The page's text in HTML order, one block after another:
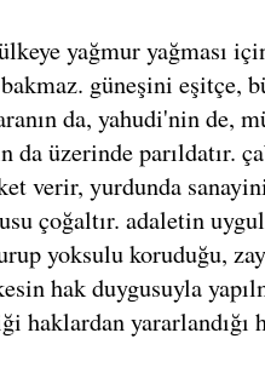
yağmur yağması
güneşini eşitçe,
da, yahudi'nin de,
da üzerinde parıldatır.
verir, yurdunda
çoğaltır. adaletin
yoksulu koruduğu,
hak duygusuyla
haklardan